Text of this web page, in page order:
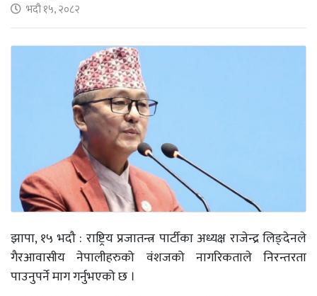
भदौ १५, २०८२
झापा, १५ भदौ : राष्ट्रिय प्रजातन्त्र पार्टीका अध्यक्ष राजेन्द्र लिङ्देनले
गैरआवासीय नेपालीहरुको वंशजको नागरिकताले निरन्तरता
पाउनुपर्ने माग गर्नुभएको छ ।